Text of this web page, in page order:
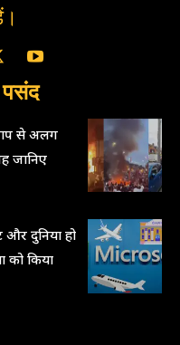
से अलग
जानिए
दुनिया हो
को किया